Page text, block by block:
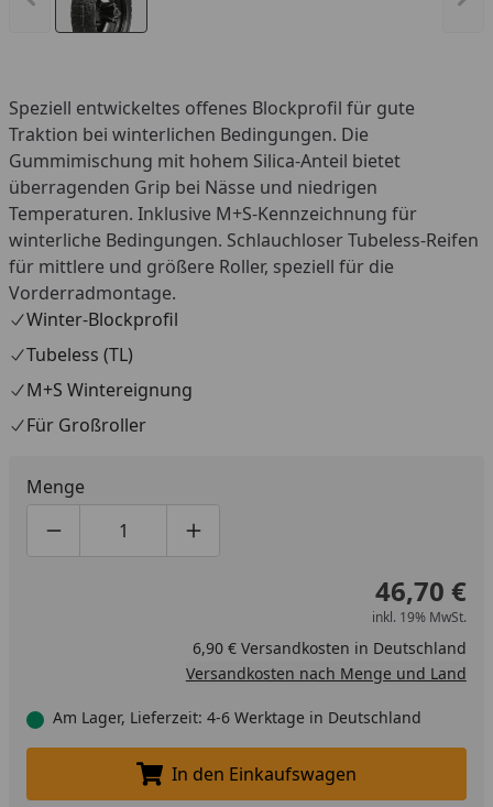
Speziell entwickeltes offenes Blockprofil für gute
Traktion bei winterlichen Bedingungen. Die
Gummimischung mit hohem Silica-Anteil bietet
überragenden Grip bei Nässe und niedrigen
Temperaturen. Inklusive M+S-Kennzeichnung für
winterliche Bedingungen. Schlauchloser Tubeless-Reifen
für mittlere und größere Roller, speziell für die
Vorderradmontage.
Winter-Blockprofil
Tubeless (TL)
M+S Wintereignung
Für Großroller
Menge
Produktmenge um eins verringern
Produktmenge manuell eingeben
Produktmenge um eins erhöhen
46,70 €
inkl. 19% MwSt.
6,90 € Versandkosten in Deutschland
Versandkosten nach Menge und Land
Am Lager, Lieferzeit: 4-6 Werktage in Deutschland
In den Einkaufswagen legen
In den Einkaufswagen